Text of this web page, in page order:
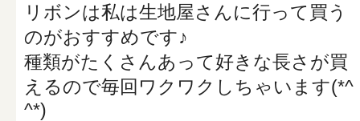
リボンは私は生地屋さんに行って買う
のがおすすめです♪
種類がたくさんあって好きな長さが買
えるので毎回ワクワクしちゃいます(*^
^*)